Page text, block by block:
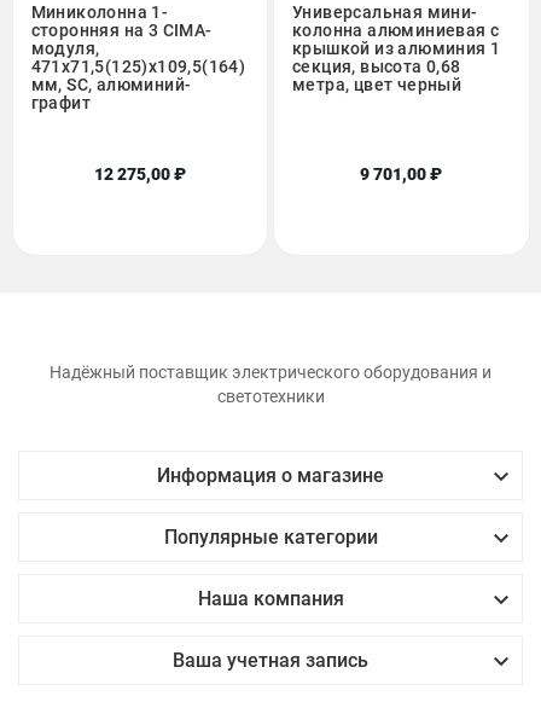
Миниколонна 1-
сторонняя на 3 CIMA-
модуля,
471х71,5(125)х109,5(164)
мм, SC, алюминий-
графит
12 275,00 ₽
Универсальная мини-
колонна алюминиевая с
крышкой из алюминия 1
секция, высота 0,68
метра, цвет черный
9 701,00 ₽
Надёжный поставщик электрического оборудования и
светотехники
Информация о магазине 
Популярные категории 
Наша компания 
Ваша учетная запись 